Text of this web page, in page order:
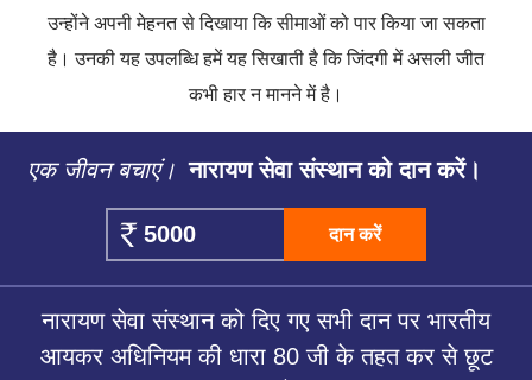
उन्होंने अपनी मेहनत से दिखाया कि सीमाओं को पार किया जा सकता
है। उनकी यह उपलब्धि हमें यह सिखाती है कि जिंदगी में असली जीत
कभी हार न मानने में है।
एक जीवन बचाएं। नारायण सेवा संस्थान को दान करें।
दान करें
नारायण सेवा संस्थान को दिए गए सभी दान पर भारतीय
आयकर अधिनियम की धारा 80 जी के तहत कर से छूट